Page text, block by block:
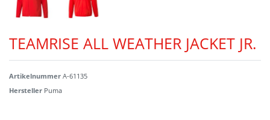
TEAMRISE ALL WEATHER JACKET JR.
Artikelnummer A-61135
Hersteller Puma